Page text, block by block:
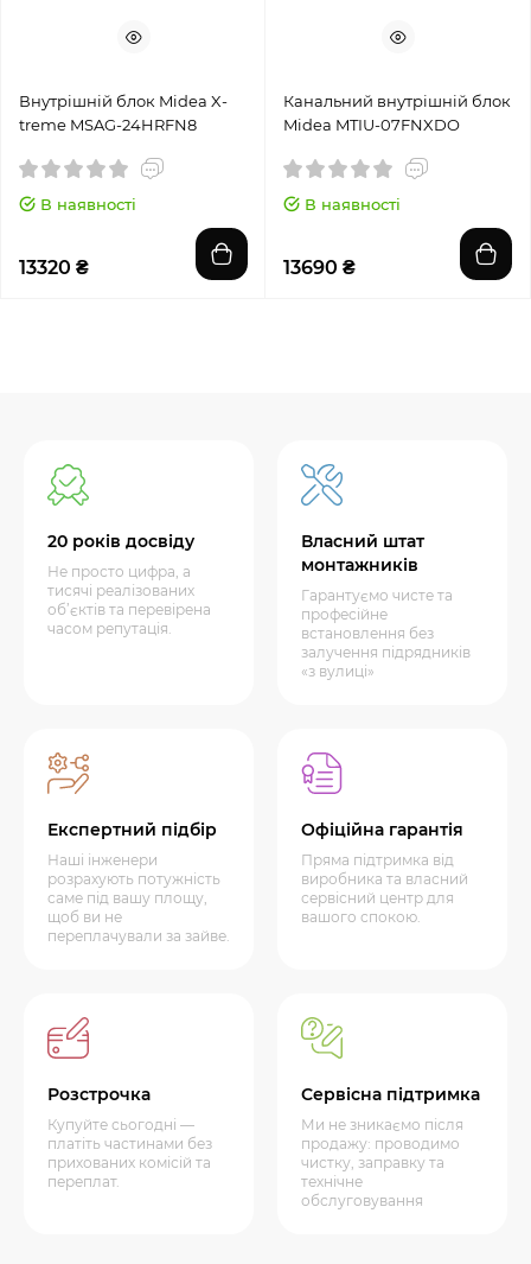
Внутрішній блок Midea X-
treme MSAG-24HRFN8
В наявності
13320 ₴
Канальний внутрішній блок
Midea MTIU-07FNXDO
В наявності
13690 ₴
20 років досвіду
Не просто цифра, а
тисячі реалізованих
об’єктів та перевірена
часом репутація.
Власний штат
монтажників
Гарантуємо чисте та
професійне
встановлення без
залучення підрядників
«з вулиці»
Експертний підбір
Наші інженери
розрахують потужність
саме під вашу площу,
щоб ви не
переплачували за зайве.
Офіційна гарантія
Пряма підтримка від
виробника та власний
сервісний центр для
вашого спокою.
Розстрочка
Купуйте сьогодні —
платіть частинами без
прихованих комісій та
переплат.
Сервісна підтримка
Ми не зникаємо після
продажу: проводимо
чистку, заправку та
технічне
обслуговування